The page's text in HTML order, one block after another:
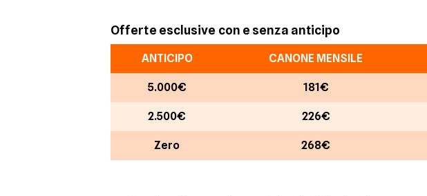
Offerte esclusive con e senza anticipo
ANTICIPO CANONE MENSILE
5.000€ 181€
2.500€ 226€
Zero 268€